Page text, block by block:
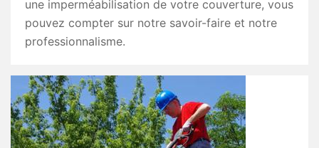
une imperméabilisation de votre couverture, vous
pouvez compter sur notre savoir-faire et notre
professionnalisme.